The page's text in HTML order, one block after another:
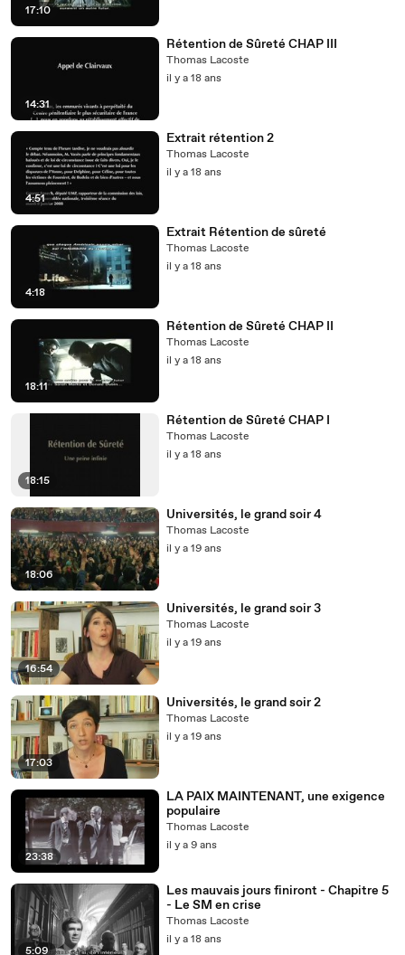
17:10
14:31
Rétention de Sûreté CHAP III
Thomas Lacoste
il y a 18 ans
4:51
Extrait rétention 2
Thomas Lacoste
il y a 18 ans
4:18
Extrait Rétention de sûreté
Thomas Lacoste
il y a 18 ans
18:11
Rétention de Sûreté CHAP II
Thomas Lacoste
il y a 18 ans
18:15
Rétention de Sûreté CHAP I
Thomas Lacoste
il y a 18 ans
18:06
Universités, le grand soir 4
Thomas Lacoste
il y a 19 ans
16:54
Universités, le grand soir 3
Thomas Lacoste
il y a 19 ans
17:03
Universités, le grand soir 2
Thomas Lacoste
il y a 19 ans
23:38
LA PAIX MAINTENANT, une exigence
populaire
Thomas Lacoste
il y a 9 ans
5:09
Les mauvais jours finiront - Chapitre 5
- Le SM en crise
Thomas Lacoste
il y a 18 ans